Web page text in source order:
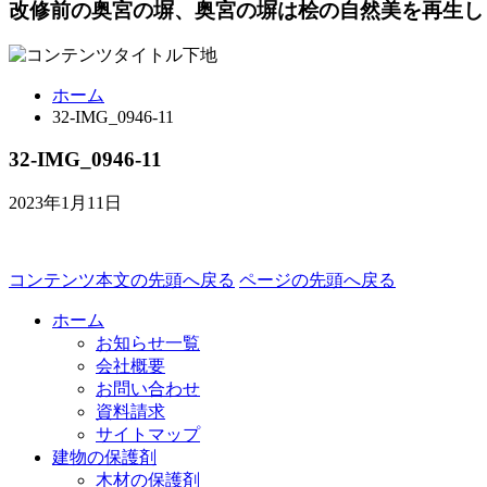
改修前の奥宮の塀、奥宮の塀は桧の自然美を再生
ホーム
32-IMG_0946-11
32-IMG_0946-11
2023年1月11日
コンテンツ本文の先頭へ戻る ページの先頭へ戻る
ホーム
お知らせ一覧
会社概要
お問い合わせ
資料請求
サイトマップ
建物の保護剤
木材の保護剤